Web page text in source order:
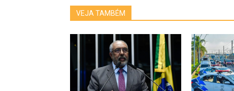
VEJA TAMBÉM